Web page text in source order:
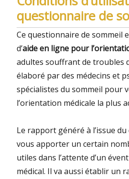
questionnaire de
Ce questionnaire de sommeil
d’aide en ligne pour
adultes souffrant de troubles
élaboré par des médecins et
spécialistes du sommeil pour
l’orientation médicale la plus
Le rapport généré à l’issue
vous apporter un certain
utiles dans l’attente d’un
médical. Il va aussi établir un